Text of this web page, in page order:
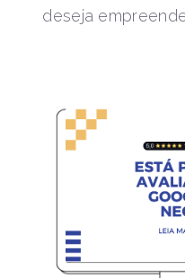
deseja